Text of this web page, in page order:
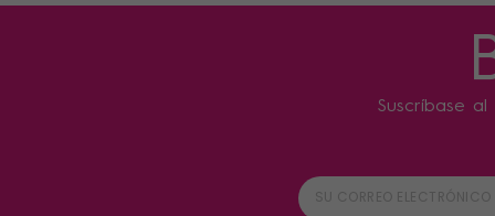
Suscríbase